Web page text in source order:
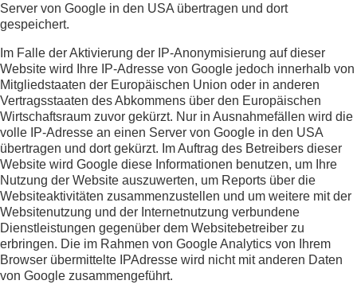
Server von Google in den USA übertragen und dort
gespeichert.
Im Falle der Aktivierung der IP-Anonymisierung auf dieser
Website wird Ihre IP-Adresse von Google jedoch innerhalb von
Mitgliedstaaten der Europäischen Union oder in anderen
Vertragsstaaten des Abkommens über den Europäischen
Wirtschaftsraum zuvor gekürzt. Nur in Ausnahmefällen wird die
volle IP-Adresse an einen Server von Google in den USA
übertragen und dort gekürzt. Im Auftrag des Betreibers dieser
Website wird Google diese Informationen benutzen, um Ihre
Nutzung der Website auszuwerten, um Reports über die
Websiteaktivitäten zusammenzustellen und um weitere mit der
Websitenutzung und der Internetnutzung verbundene
Dienstleistungen gegenüber dem Websitebetreiber zu
erbringen. Die im Rahmen von Google Analytics von Ihrem
Browser übermittelte IPAdresse wird nicht mit anderen Daten
von Google zusammengeführt.